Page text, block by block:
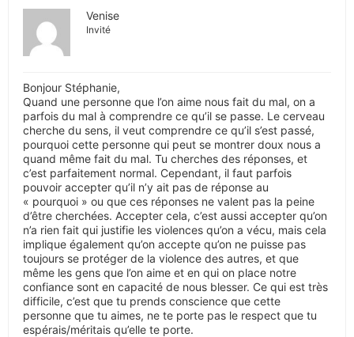
Venise
Invité
Bonjour Stéphanie,
Quand une personne que l’on aime nous fait du mal, on a
parfois du mal à comprendre ce qu’il se passe. Le cerveau
cherche du sens, il veut comprendre ce qu’il s’est passé,
pourquoi cette personne qui peut se montrer doux nous a
quand même fait du mal. Tu cherches des réponses, et
c’est parfaitement normal. Cependant, il faut parfois
pouvoir accepter qu’il n’y ait pas de réponse au
« pourquoi » ou que ces réponses ne valent pas la peine
d’être cherchées. Accepter cela, c’est aussi accepter qu’on
n’a rien fait qui justifie les violences qu’on a vécu, mais cela
implique également qu’on accepte qu’on ne puisse pas
toujours se protéger de la violence des autres, et que
même les gens que l’on aime et en qui on place notre
confiance sont en capacité de nous blesser. Ce qui est très
difficile, c’est que tu prends conscience que cette
personne que tu aimes, ne te porte pas le respect que tu
espérais/méritais qu’elle te porte.